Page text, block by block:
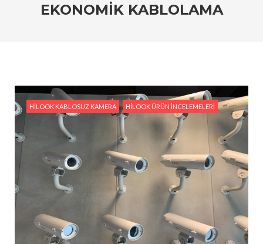
Avantajları
#Ev Güvenliği İçin Ekonomik HiLook Çözümleri
#HiLook Gece Görüş Kameraları: Karanlıkta Bile
Netlik Sağlayan Çözümler
EKONOMIK KABLOLAMA
HILOOK KABLOSUZ KAMERA HILOOK ÜRÜN İNCELEMELERI